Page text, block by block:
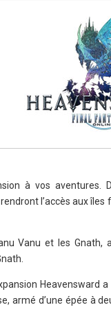
à vos aventures.
l’accès aux îles
Vanu et les Gnath,
Heavensward
armé d’une épée à